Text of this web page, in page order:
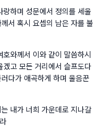
하며 성문에서 정의를 세울
서 혹시 요셉의 남은 자를 불
와께서 이와 같이 말씀하시
고 모든 거리에서 슬프도다
다가 애곡하게 하며 울음꾼
내가 너희 가운데로 지나갈